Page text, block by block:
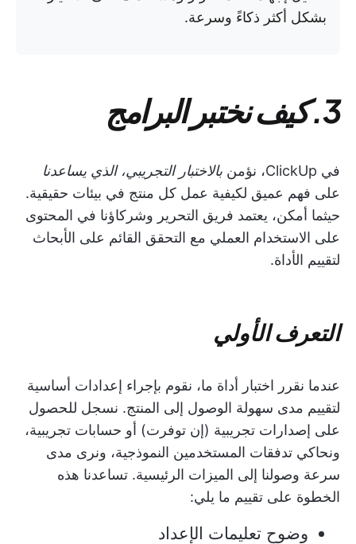
بشكل أكثر ذكاءً وسرعة.
3. كيف نختبر البرامج
في ClickUp، نؤمن
بالاختبار التجريبي، الذي يساعدنا
على فهم عميق لكيفية عمل كل منتج في بيئات حقيقية.
حيثما أمكن، يعتمد فريق التحرير وشركاؤنا في المحتوى
على الاستخدام العملي مع التحقق القائم على الأبحاث
لتقييم الأداة.
التعرف الأولي
عندما نقرر اختبار أداة ما، نقوم بإجراء إعدادات أساسية
لتقييم مدى سهولة الوصول إلى المنتج. نسجل للحصول
على إصدارات تجريبية (إن توفرت) أو حسابات تجريبية،
ونحاكي تدفقات المستخدمين النموذجية، ونرى مدى
سرعة وصولنا إلى الميزات الرئيسية. تساعدنا هذه
الخطوة على تقييم ما يلي:
وضوح تعليمات الإعداد